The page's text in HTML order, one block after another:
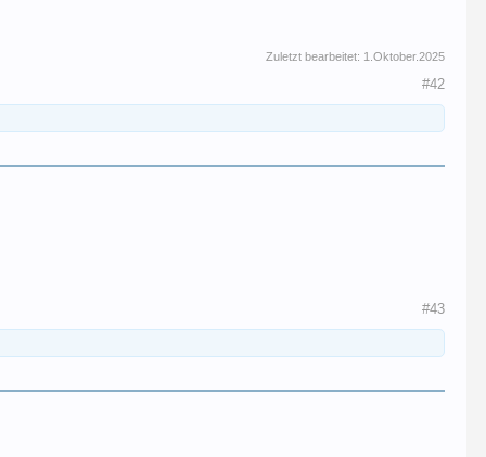
Zuletzt bearbeitet: 1.Oktober.2025
#42
#43